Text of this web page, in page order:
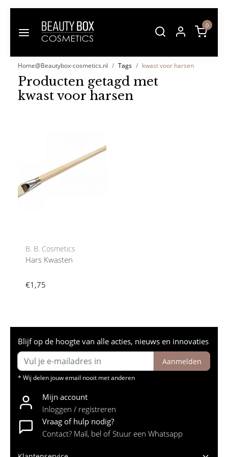
0
Home@Beautybox-cosmetics.nl Tags kwast voor harsen
Producten getagd met
kwast voor harsen
B. B. Cosmetics
Hars Kwasten
€1,75
Blijf op de hoogte van alle acties, nieuws en innovaties
Aanmelden
* Wij delen jouw email nooit met anderen
Mijn account
Inloggen / registreren
Vraag of hulp nodig?
Contact? Mail, bel of Stuur een Whatsapp